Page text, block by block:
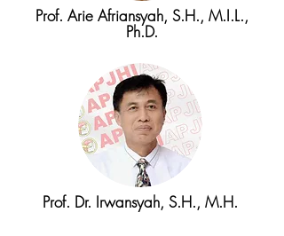
Prof. Arie Afriansyah, S.H., M.I.L.,
Ph.D.
Prof. Dr. Irwansyah, S.H., M.H.